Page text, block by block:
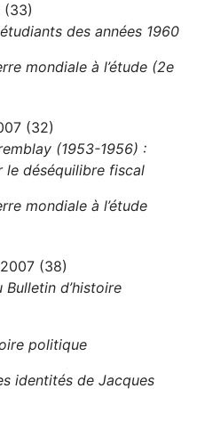
(33)
des années 1960
mondiale à l’étude (2e
(32)
(1953-1956) :
le déséquilibre fiscal
mondiale à l’étude
(38)
d’histoire
politique
identités de Jacques